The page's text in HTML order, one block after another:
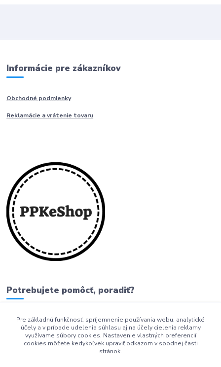
Informácie pre zákazníkov
Obchodné podmienky
Reklamácie a vrátenie tovaru
Potrebujete pomôcť, poradiť?
0911 279 230
info@ppkeshop.sk
Pre základnú funkčnosť, spríjemnenie používania webu, analytické
účely a v prípade udelenia súhlasu aj na účely cielenia reklamy
využívame súbory cookies. Nastavenie vlastných preferencií
cookies môžete kedykoľvek upraviť odkazom v spodnej časti
stránok.